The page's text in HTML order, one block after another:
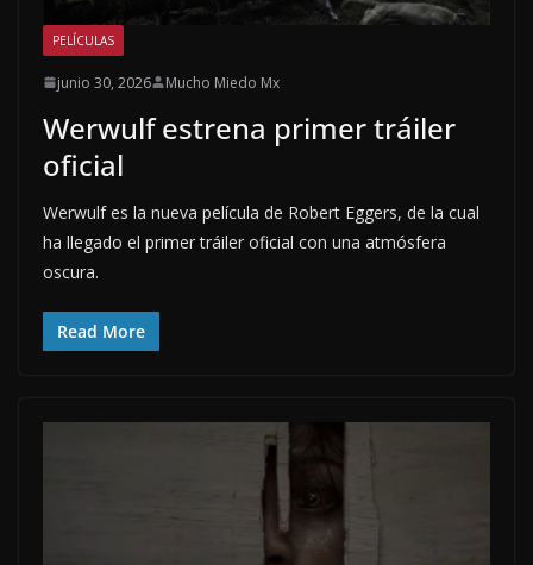
PELÍCULAS
junio 30, 2026 Mucho Miedo Mx
Werwulf estrena primer tráiler
oficial
Werwulf es la nueva película de Robert Eggers, de la cual
ha llegado el primer tráiler oficial con una atmósfera
oscura.
Read More